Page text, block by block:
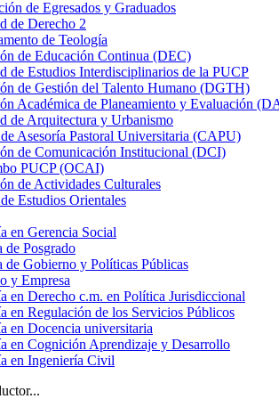
de Egresados y Graduados
de Derecho 2
de Teología
de Educación Continua (DEC)
de Estudios Interdisciplinarios de la PUCP
de Gestión del Talento Humano (DGTH)
Académica de Planeamiento y Evaluación
de Arquitectura y Urbanismo
Asesoría Pastoral Universitaria (CAPU)
de Comunicación Institucional (DCI)
PUCP (OCAI)
de Actividades Culturales
Estudios Orientales
en Gerencia Social
de Posgrado
de Gobierno y Políticas Públicas
y Empresa
en Derecho c.m. en Política Jurisdiccional
en Regulación de los Servicios Públicos
en Docencia universitaria
en Cognición Aprendizaje y Desarrollo
en Ingeniería Civil